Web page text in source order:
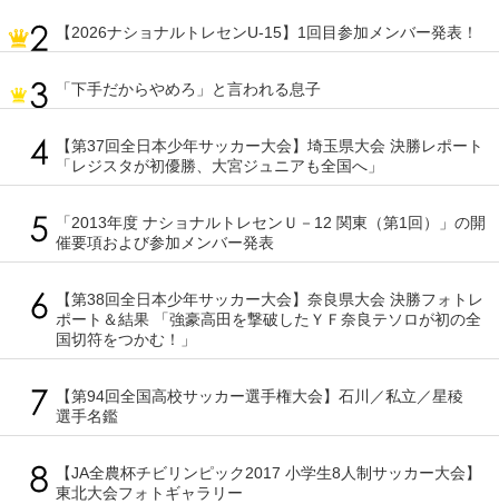
【2026ナショナルトレセンU-15】1回目参加メンバー発表！
「下手だからやめろ」と言われる息子
【第37回全日本少年サッカー大会】埼玉県大会 決勝レポート
「レジスタが初優勝、大宮ジュニアも全国へ」
「2013年度 ナショナルトレセンＵ－12 関東（第1回）」の開
催要項および参加メンバー発表
【第38回全日本少年サッカー大会】奈良県大会 決勝フォトレ
ポート＆結果 「強豪高田を撃破したＹＦ奈良テソロが初の全
国切符をつかむ！」
【第94回全国高校サッカー選手権大会】石川／私立／星稜
選手名鑑
【JA全農杯チビリンピック2017 小学生8人制サッカー大会】
東北大会フォトギャラリー